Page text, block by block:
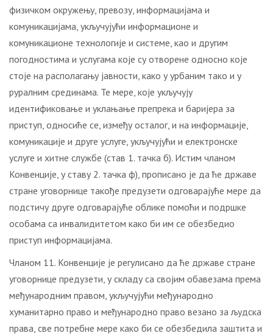
физичком окружењу, превозу, информацијама и
комуникацијама, укључујући информационе и
комуникационе технологије и системе, као и другим
погодностима и услугама које су отворене односно које
стоје на располагању јавности, како у урбаним тако и у
руралним срединама. Те мере, које укључују
идентификовање и уклањање препрека и баријера за
приступ, односиће се, између осталог, и на информације,
комуникације и друге услуге, укључујући и електронске
услуге и хитне службе (став 1. тачка б). Истим чланом
Конвенције, у ставу 2. тачка ф), прописано је да ће државе
стране уговорнице такође предузети одговарајуће мере да
подстичу друге одговарајуће облике помоћи и подршке
особама са инвалидитетом како би им се обезбедио
приступ информацијама.
Чланом 11. Конвенције је регулисано да ће државе стране
уговорнице предузети, у складу са својим обавезама према
међународним правом, укључујући међународно
хуманитарно право и међународно право везано за људска
права, све потребне мере како би се обезбедила заштита и